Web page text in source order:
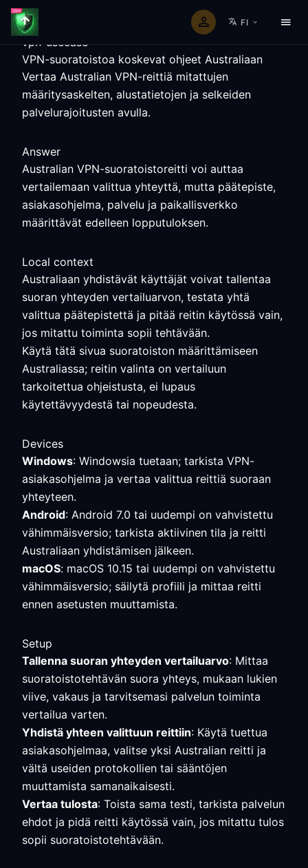
FI
vpn-usecase
VPN-suoratoistoa koskevat ohjeet Australiaan
Vertaa Australian VPN-reittiä mitattujen
määritysaskelten, alustatietojen ja selkeiden
palvelurajoitusten avulla.
Answer
Australian VPN-suoratoistoreitti voi auttaa
vertailemaan valittua yhteyttä, mutta päätepiste,
asiakasohjelma, palvelu ja paikallisverkko
määrittävät edelleen lopputuloksen.
Local context
Australiaan yhdistävät käyttäjät voivat tallentaa
suoran yhteyden vertailuarvon, testata yhtä
valittua päätepistettä ja pitää reitin käytössä vain,
jos mitattu toiminta sopii tehtävään.
Käytä tätä sivua suoratoiston määrittämiseen
Australiassa; reitin valinta on vertailuun
tarkoitettua ohjeistusta, ei lupaus
käytettävyydestä tai nopeudesta.
Devices
Windows: Windowsia tuetaan; tarkista VPN-
asiakasohjelma ja vertaa valittua reittiä suoraan
yhteyteen.
Android: Android 7.0 tai uudempi on vahvistettu
vähimmäisversio; tarkista aktiivinen tila ja reitti
Australiaan yhdistämisen jälkeen.
macOS: macOS 10.15 tai uudempi on vahvistettu
vähimmäisversio; säilytä profiili ja mittaa reitti
ennen asetusten muuttamista.
Setup
Tallenna suoran yhteyden vertailuarvo: Mittaa
suoratoistotehtävän suora yhteys, mukaan lukien
viive, vakaus ja tarvitsemasi palvelun toiminta
vertailua varten.
Yhdistä yhteen valittuun reittiin: Käytä tuettua
asiakasohjelmaa, valitse yksi Australian reitti ja
vältä useiden protokollien tai sääntöjen
muuttamista samanaikaisesti.
Vertaa tulosta: Toista sama testi, tarkista palvelun
ehdot ja pidä reitti käytössä vain, jos mitattu tulos
sopii suoratoistotehtävään.